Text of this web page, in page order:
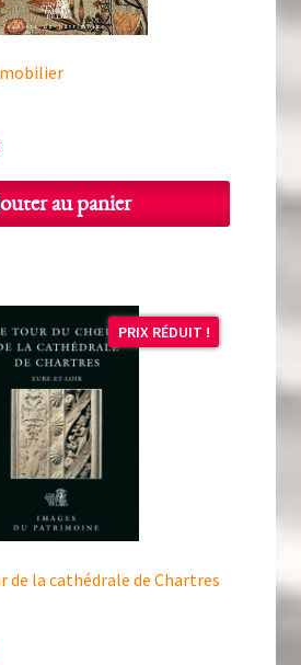
Le
actuel
est :
au panier
de la cathédrale de Chartres
PRIX RÉDUIT !